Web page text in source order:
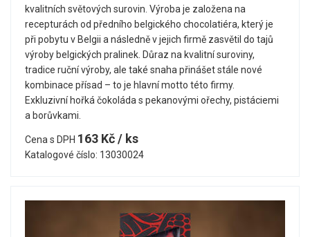
kvalitních světových surovin. Výroba je založena na
recepturách od předního belgického chocolatiéra, který je
při pobytu v Belgii a následně v jejich firmě zasvětil do tajů
výroby belgických pralinek. Důraz na kvalitní suroviny,
tradice ruční výroby, ale také snaha přinášet stále nové
kombinace přísad – to je hlavní motto této firmy.
Exkluzivní hořká čokoláda s pekanovými ořechy, pistáciemi
a borůvkami.
Cena s DPH 163 Kč / ks
Katalogové číslo: 13030024